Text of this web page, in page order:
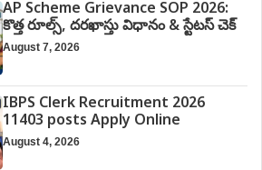
AP Scheme Grievance SOP 2026:
కొత్త రూల్స్, దరఖాస్తు విధానం & స్టేటస్ చెక్
August 7, 2026
IBPS Clerk Recruitment 2026
11403 posts Apply Online
August 4, 2026